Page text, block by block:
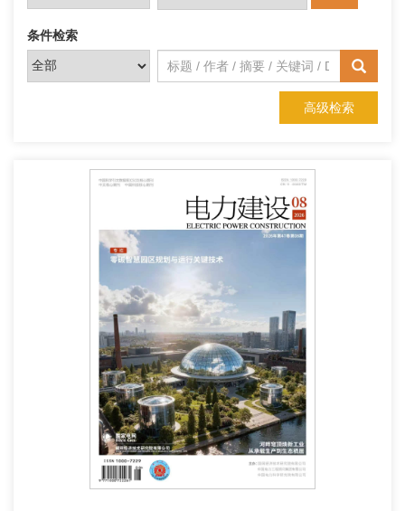
条件检索
高级检索